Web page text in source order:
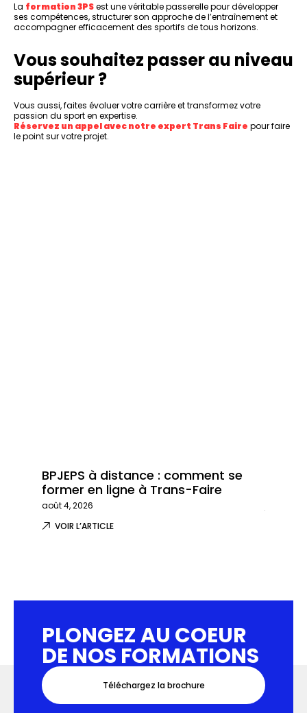
La formation 3PSest une véritable passerelle pour développer
ses compétences, structurer son approche de l’entraînement et
accompagner efficacement des sportifs de tous horizons.
Vous souhaitez passer au niveau
supérieur ?
Vous aussi, faites évoluer votre carrière et transformez votre
passion du sport en expertise.
Réservez un appel avec notre expert Trans Faire pour faire
le point sur votre projet.
BPJEPS à distance : comment se
former en ligne à Trans-Faire
août 4, 2026
VOIR L’ARTICLE
PLONGEZ AU COEUR
DE NOS FORMATIONS
Téléchargez la brochure